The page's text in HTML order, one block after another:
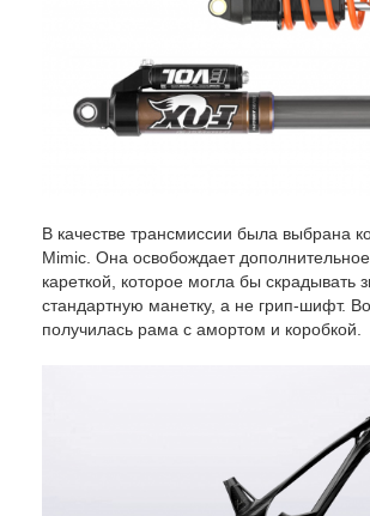
В качестве трансмиссии была выбрана
Mimic. Она освобождает
кареткой, которое могла бы скрадывать
стандартную манетку, а не грип-шифт.
получилась рама с амортом и коробкой.